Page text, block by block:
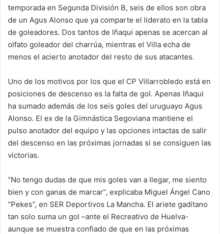
temporada en Segunda División B, seis de ellos son obra
de un Agus Alonso que ya comparte el liderato en la tabla
de goleadores. Dos tantos de Iñaqui apenas se acercan al
olfato goleador del charrúa, mientras el Villa echa de
menos el acierto anotador del resto de sus atacantes.
Uno de los motivos por los que el CP Villarrobledo está en
posiciones de descenso es la falta de gol. Apenas Iñaqui
ha sumado además de los seis goles del uruguayo Agus
Alonso. El ex de la Gimnástica Segoviana mantiene el
pulso anotador del equipo y las opciones intactas de salir
del descenso en las próximas jornadas si se consiguen las
victorias.
“No tengo dudas de que mis goles van a llegar, me siento
bien y con ganas de marcar”, explicaba Miguel Ángel Cano
“Pekes”, en SER Deportivos La Mancha. El ariete gaditano
tan solo suma un gol –ante el Recreativo de Huelva-
aunque se muestra confiado de que en las próximas